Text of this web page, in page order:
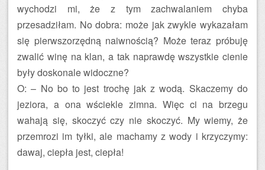
wychodzi mi, że z tym zachwalaniem chyba
przesadziłam. No dobra: może jak zwykle wykazałam
się pierwszorzędną naiwnością? Może teraz próbuję
zwalić winę na klan, a tak naprawdę wszystkie cienie
były doskonale widoczne?
O: – No bo to jest trochę jak z wodą. Skaczemy do
jeziora, a ona wściekle zimna. Więc ci na brzegu
wahają się, skoczyć czy nie skoczyć. My wiemy, że
przemrozi im tyłki, ale machamy z wody i krzyczymy:
dawaj, ciepła jest, ciepła!